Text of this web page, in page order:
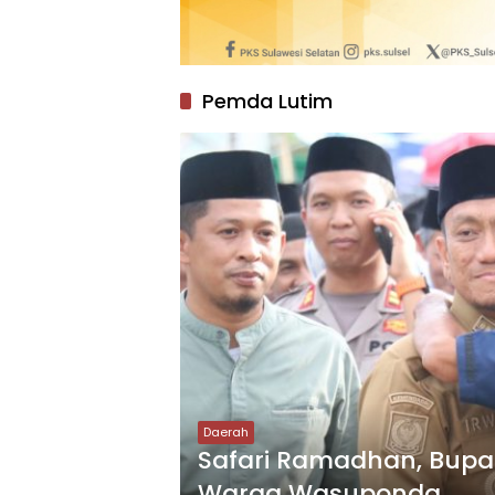
Pemda Lutim
Daerah
Safari Ramadhan,